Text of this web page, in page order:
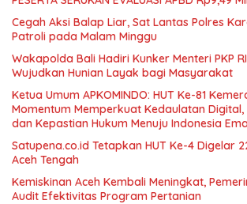
Cegah Aksi Balap Liar, Sat Lantas Polres
Patroli pada Malam Minggu
Wakapolda Bali Hadiri Kunker Menteri PKP
Wujudkan Hunian Layak bagi Masyarakat
Ketua Umum APKOMINDO: HUT Ke-81
Momentum Memperkuat Kedaulatan Digital,
dan Kepastian Hukum Menuju Indonesia
Satupena.co.id Tetapkan HUT Ke-4 Digelar
Aceh Tengah
Kemiskinan Aceh Kembali Meningkat,
Audit Efektivitas Program Pertanian